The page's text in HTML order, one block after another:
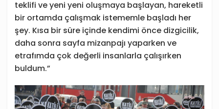
teklifi ve yeni yeni oluşmaya başlayan, hareketli
bir ortamda çalışmak istememle başladı her
şey. Kısa bir süre içinde kendimi önce dizgicilik,
daha sonra sayfa mizanpajı yaparken ve
etrafımda çok değerli insanlarla çalışırken
buldum.”